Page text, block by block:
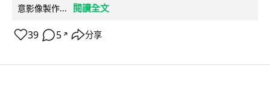
意影像製作...
閱讀全文
39 5 ↗ 分享